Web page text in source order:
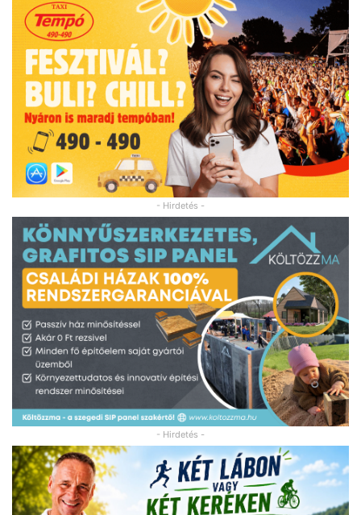
- Hirdetés -
- Hirdetés -